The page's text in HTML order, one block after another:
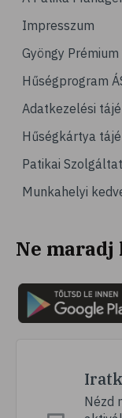
#
# kardiológia
#
# szív- és
# vérnyomás
# mozgás
# pszichológia
# hátfájás
#
Impresszum
Gyöngy
Hűségprogram
Adatkezelési
Hűségkártya
Patikai
Munkahelyi
Ne maradj
Nézd